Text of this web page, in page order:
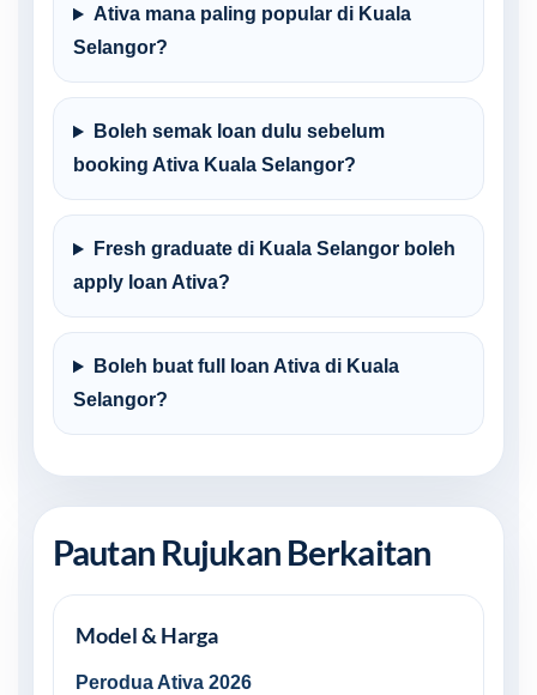
Ativa mana paling popular di Kuala
Selangor?
Boleh semak loan dulu sebelum
booking Ativa Kuala Selangor?
Fresh graduate di Kuala Selangor boleh
apply loan Ativa?
Boleh buat full loan Ativa di Kuala
Selangor?
Pautan Rujukan Berkaitan
Model & Harga
Perodua Ativa 2026